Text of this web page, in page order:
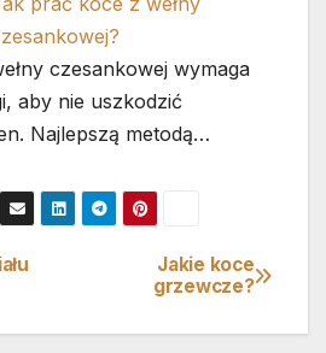
czesankowej wymaga
aby nie uszkodzić
Najlepszą metodą…
Jakie koce
grzewcze?